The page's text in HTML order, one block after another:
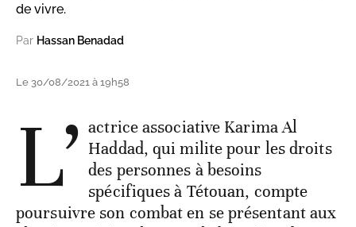
de vivre.
Par Hassan Benadad
Le 30/08/2021 à 19h58
L’ actrice associative Karima Al
Haddad, qui milite pour les droits
des personnes à besoins
spécifiques à Tétouan, compte
poursuivre son combat en se présentant aux